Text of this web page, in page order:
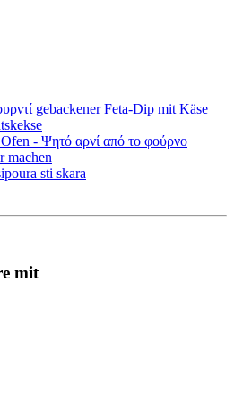
gebackener Feta-Dip mit Käse
- Ψητό αρνί από το φούρνο
machen
sti skara
mit